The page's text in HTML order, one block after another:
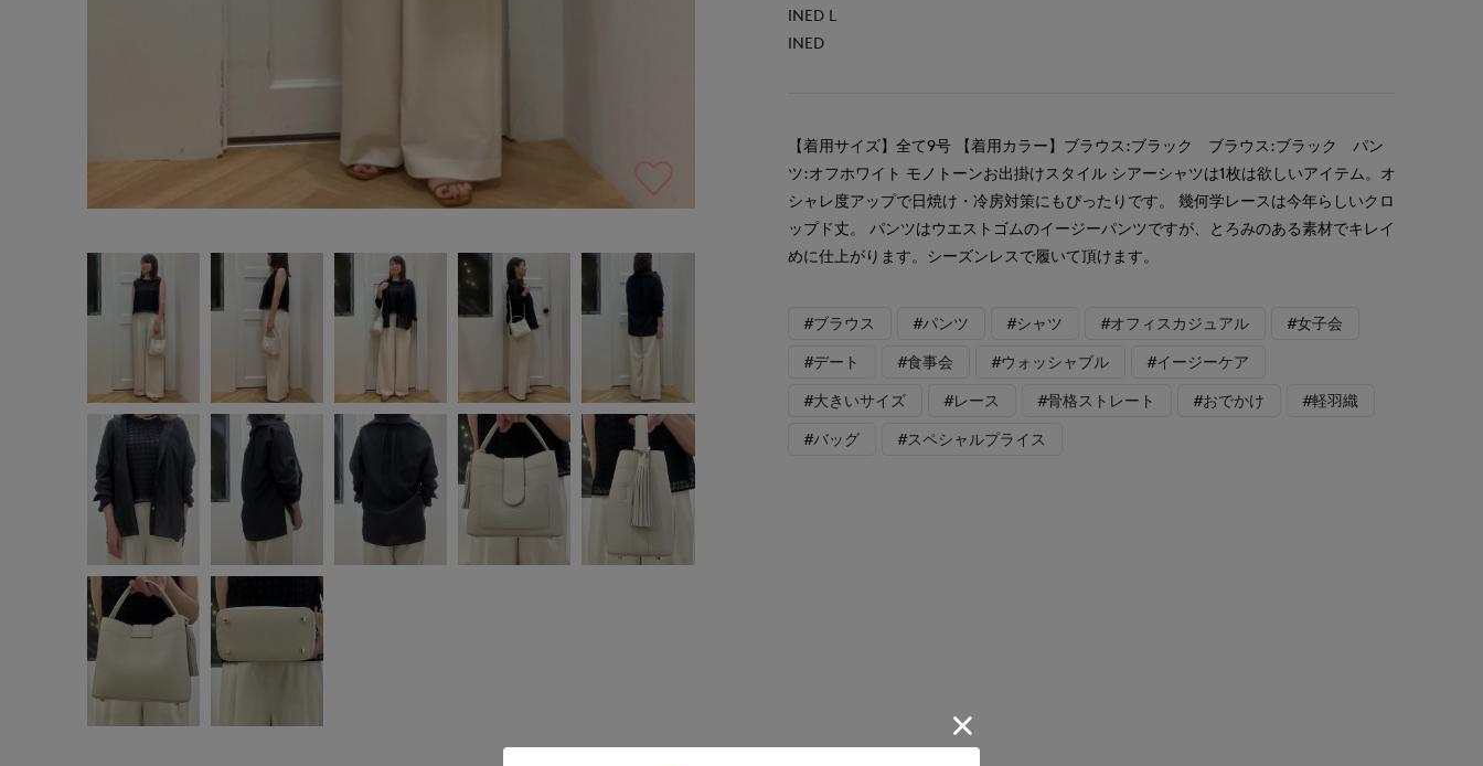
INED L
INED
【着用サイズ】全て9号 【着用カラー】ブラウス:ブラック ブラウス:ブラック パン
ツ:オフホワイト モノトーンお出掛けスタイル シアーシャツは1枚は欲しいアイテム。オ
シャレ度アップで日焼け・冷房対策にもぴったりです。 幾何学レースは今年らしいクロ
ップド丈。 パンツはウエストゴムのイージーパンツですが、とろみのある素材でキレイ
めに仕上がります。シーズンレスで履いて頂けます。
#ブラウス #パンツ #シャツ #オフィスカジュアル #女子会
#デート #食事会 #ウォッシャブル #イージーケア
#大きいサイズ #レース #骨格ストレート #おでかけ #軽羽織
#バッグ #スペシャルプライス